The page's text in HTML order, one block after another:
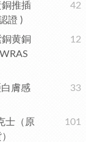
銅推插
證 )
42
銅黄銅
12
白膚感
33
士（原
101